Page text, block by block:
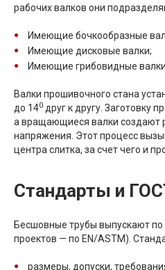
рабочих валков они
Имеющие бочкообразные
Имеющие дисковые валки;
Имеющие грибовидные валки.
Валки прошивочного стана
до 140 друг к другу. Заготовку
а вращающиеся валки создают
напряжения. Этот процесс
центра слитка, за счет чего и
Стандарты и
Бесшовные трубы выпускают
проектов — по EN/ASTM).
размеры, допуски,